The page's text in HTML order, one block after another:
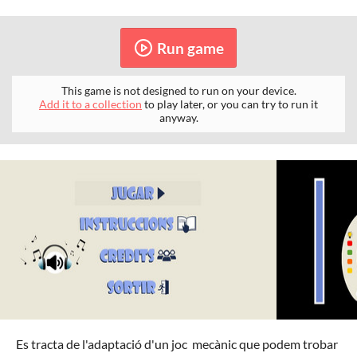
Run game
This game is not designed to run on your device.
Add it to a collection to play later, or you can try to run it
anyway.
Es tracta de l'adaptació d'un joc mecànic que podem trobar